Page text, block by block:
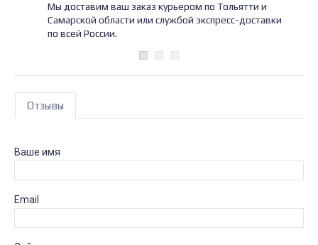
Мы доставим ваш заказ курьером по Тольятти и
Самарской области или службой экспресс-доставки
по всей России.
Отзывы
Ваше имя
Email